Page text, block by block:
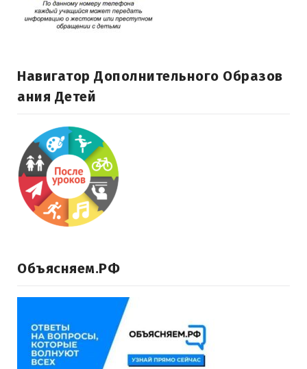
Навигатор Дополнительного Образов
Ания Детей
Объясняем.РФ